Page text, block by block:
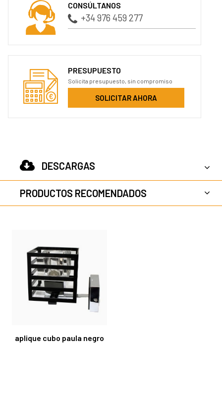
CONSÚLTANOS
+34 976 459 277
PRESUPUESTO
Solicita presupuesto, sin compromiso
SOLICITAR AHORA
DESCARGAS
PRODUCTOS RECOMENDADOS
aplique cubo paula negro